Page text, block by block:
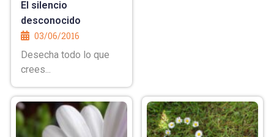
El silencio
desconocido
03/06/2016
Desecha todo lo que
crees...